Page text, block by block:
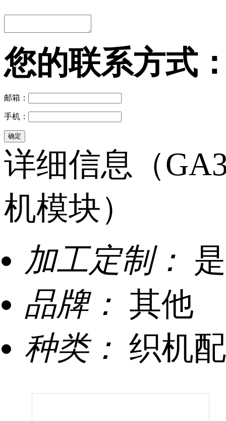
您的联系方式
邮箱：
手机：
详细信息（
机模块）
加工定制： 是
品牌： 其他
种类： 织机